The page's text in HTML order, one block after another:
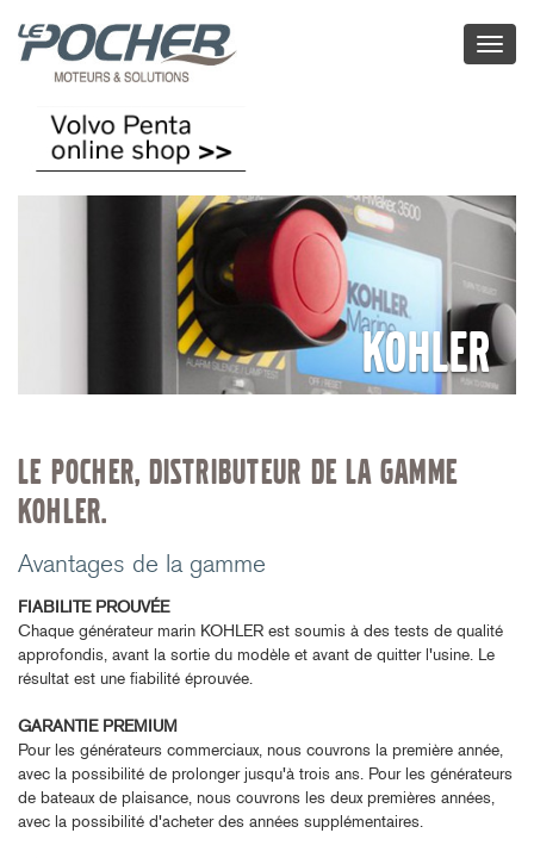
Toggle
Kohler
LE POCHER, DISTRIBUTEUR DE LA GAMME
KOHLER.
Avantages de la gamme
FIABILITE PROUVÉE
Chaque générateur marin KOHLER est soumis à des tests de qualité
approfondis, avant la sortie du modèle et avant de quitter l'usine. Le
résultat est une fiabilité éprouvée.
GARANTIE PREMIUM
Pour les générateurs commerciaux, nous couvrons la première année,
avec la possibilité de prolonger jusqu'à trois ans. Pour les générateurs
de bateaux de plaisance, nous couvrons les deux premières années,
avec la possibilité d'acheter des années supplémentaires.